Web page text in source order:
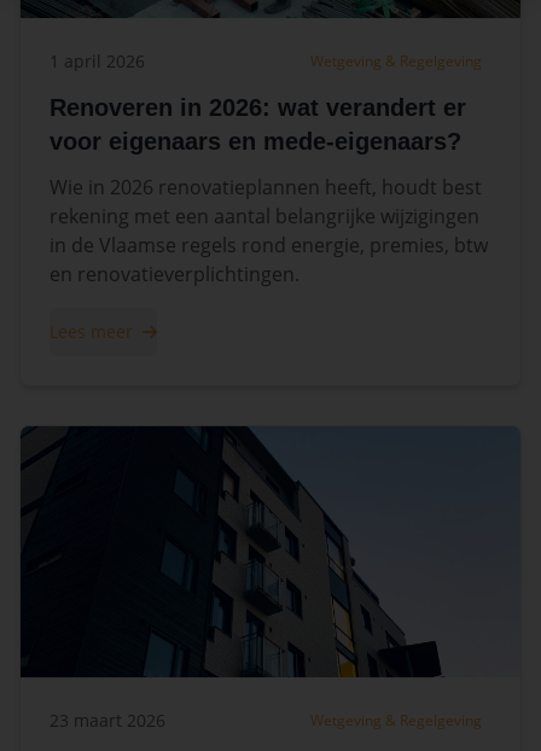
1 april 2026 Wetgeving & Regelgeving
Renoveren in 2026: wat verandert er
voor eigenaars en mede-eigenaars?
Wie in 2026 renovatieplannen heeft, houdt best
rekening met een aantal belangrijke wijzigingen
in de Vlaamse regels rond energie, premies, btw
en renovatieverplichtingen.
Lees meer
23 maart 2026 Wetgeving & Regelgeving